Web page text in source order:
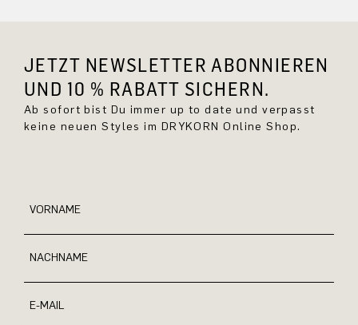
JETZT NEWSLETTER ABONNIEREN
UND 10 % RABATT SICHERN.
Ab sofort bist Du immer up to date und verpasst
keine neuen Styles im DRYKORN Online Shop.
VORNAME
NACHNAME
E-MAIL